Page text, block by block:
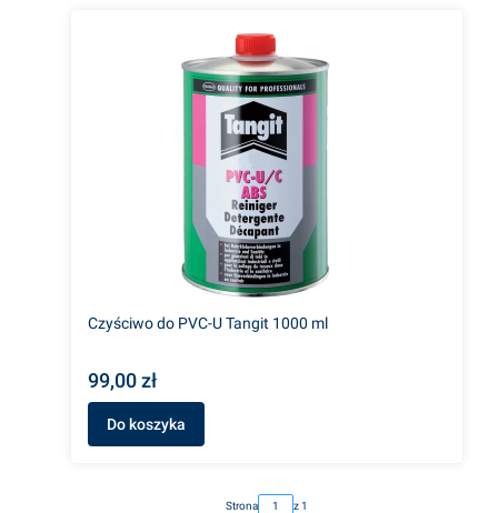
Czyściwo do PVC-U Tangit 1000 ml
99,00 zł
Do koszyka
Strona z 1